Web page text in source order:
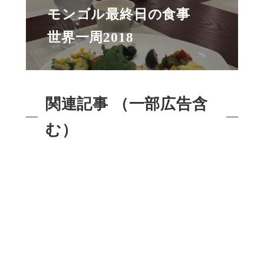
モンゴル最終日の食事
世界一周2018
関連記事 （一部広告含
む）